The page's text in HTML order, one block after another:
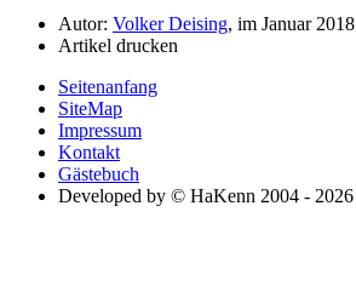
Autor: Volker Deising, im Januar 2018
Artikel drucken
Seitenanfang
SiteMap
Impressum
Kontakt
Gästebuch
Developed by © HaKenn 2004 - 2026